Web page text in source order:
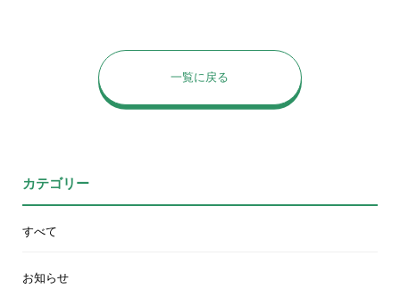
一覧に戻る
カテゴリー
すべて
お知らせ